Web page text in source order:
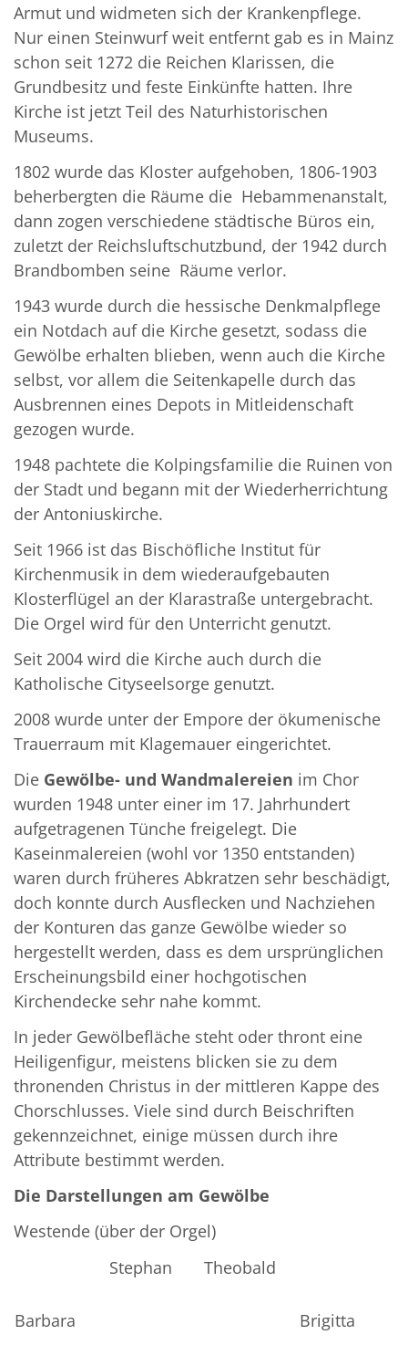
Armut und widmeten sich der Krankenpflege.
Nur einen Steinwurf weit entfernt gab es in Mainz
schon seit 1272 die Reichen Klarissen, die
Grundbesitz und feste Einkünfte hatten. Ihre
Kirche ist jetzt Teil des Naturhistorischen
Museums.
1802 wurde das Kloster aufgehoben, 1806-1903
beherbergten die Räume die Hebammenanstalt,
dann zogen verschiedene städtische Büros ein,
zuletzt der Reichsluftschutzbund, der 1942 durch
Brandbomben seine Räume verlor.
1943 wurde durch die hessische Denkmalpflege
ein Notdach auf die Kirche gesetzt, sodass die
Gewölbe erhalten blieben, wenn auch die Kirche
selbst, vor allem die Seitenkapelle durch das
Ausbrennen eines Depots in Mitleidenschaft
gezogen wurde.
1948 pachtete die Kolpingsfamilie die Ruinen von
der Stadt und begann mit der Wiederherrichtung
der Antoniuskirche.
Seit 1966 ist das Bischöfliche Institut für
Kirchenmusik in dem wiederaufgebauten
Klosterflügel an der Klarastraße untergebracht.
Die Orgel wird für den Unterricht genutzt.
Seit 2004 wird die Kirche auch durch die
Katholische Cityseelsorge genutzt.
2008 wurde unter der Empore der ökumenische
Trauerraum mit Klagemauer eingerichtet.
Die Gewölbe- und Wandmalereien im Chor
wurden 1948 unter einer im 17. Jahrhundert
aufgetragenen Tünche freigelegt. Die
Kaseinmalereien (wohl vor 1350 entstanden)
waren durch früheres Abkratzen sehr beschädigt,
doch konnte durch Ausflecken und Nachziehen
der Konturen das ganze Gewölbe wieder so
hergestellt werden, dass es dem ursprünglichen
Erscheinungsbild einer hochgotischen
Kirchendecke sehr nahe kommt.
In jeder Gewölbefläche steht oder thront eine
Heiligenfigur, meistens blicken sie zu dem
thronenden Christus in der mittleren Kappe des
Chorschlusses. Viele sind durch Beischriften
gekennzeichnet, einige müssen durch ihre
Attribute bestimmt werden.
Die Darstellungen am Gewölbe
Westende (über der Orgel)
Barbara
Stephan Theobald
Brigitta